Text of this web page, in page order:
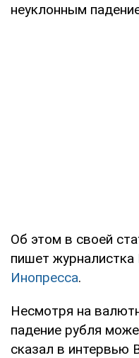
неуклонным
Об этом в своей
пишет
Инопресса.
Несмотря на
падение рубля
сказал в интервью